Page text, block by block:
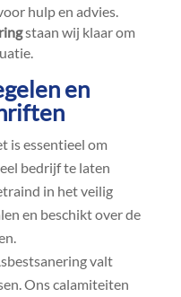
hulp en advies.​
staan wij klaar om
en
is essentieel om
bedrijf te laten
in het veilig
en beschikt over de
valt
Ons calamiteiten